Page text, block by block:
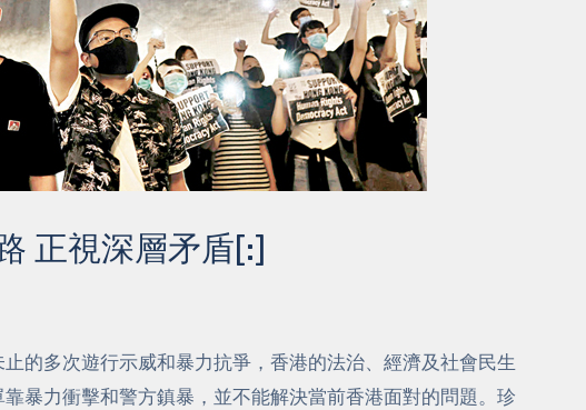
正視深層矛盾[:]
的多次遊行示威和暴力抗爭，香港的法治、經濟及社會民生
暴力衝擊和警方鎮暴，並不能解決當前香港面對的問題。珍